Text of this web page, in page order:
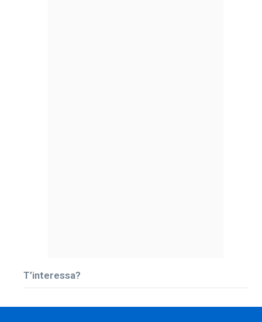
T’interessa?